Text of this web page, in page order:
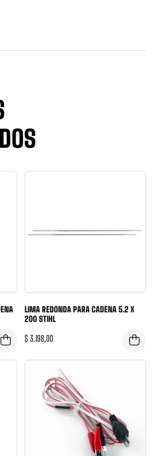
LIMA REDONDA PARA CADENA 5.2 X
200 STIHL
$ 3.198,00